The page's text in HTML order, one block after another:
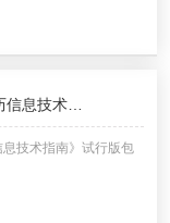
信息技术…
技术指南》试行版包